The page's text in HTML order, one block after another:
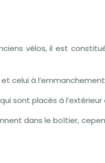
vélos, il est
celui à
sont placés à
dans le boîtier,